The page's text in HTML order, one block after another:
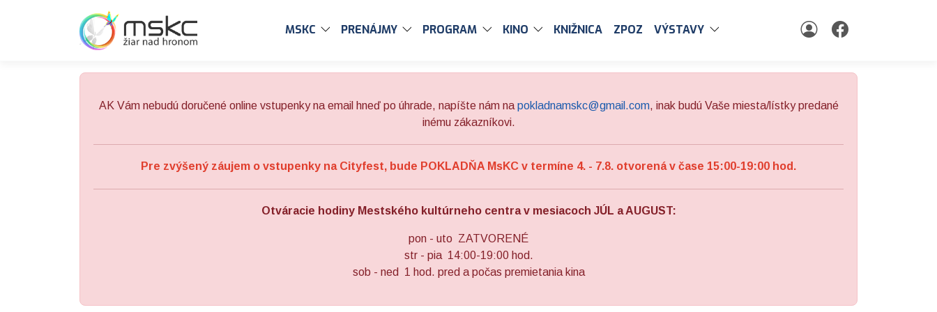
MSKC PRENÁJMY PROGRAM KINO KNIŽNICA ZPOZ VÝSTAVY
AK Vám nebudú doručené online vstupenky na email hneď po úhrade, napíšte nám na pokladnamskc@gmail.com, inak budú Vaše miesta/lístky predané
inému zákazníkovi.
Pre zvýšený záujem o vstupenky na Cityfest, bude POKLADŇA MsKC v termíne 4. - 7.8. otvorená v čase 15:00-19:00 hod.
Otváracie hodiny Mestského kultúrneho centra v mesiacoch JÚL a AUGUST:
pon - uto ZATVORENÉ
str - pia 14:00-19:00 hod.
sob - ned 1 hod. pred a počas premietania kina